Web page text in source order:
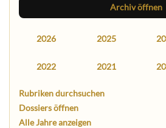
Archiv öffnen
2026 2025
2022 2021
Rubriken durchsuchen
Dossiers öffnen
Alle Jahre anzeigen